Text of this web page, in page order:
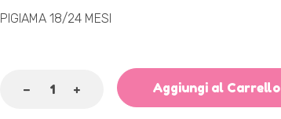
PIGIAMA 18/24 MESI
Aggiungi al Carrello